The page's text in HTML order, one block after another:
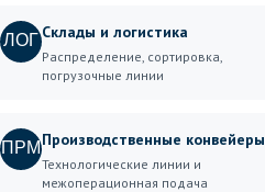
ЛОГ Склады и логистика
Распределение, сортировка,
погрузочные линии
ПРМПроизводственные конвейеры
Технологические линии и
межоперационная подача